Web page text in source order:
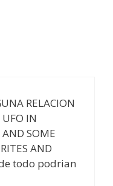
RELACION
IN
SOME
AND
todo podrian